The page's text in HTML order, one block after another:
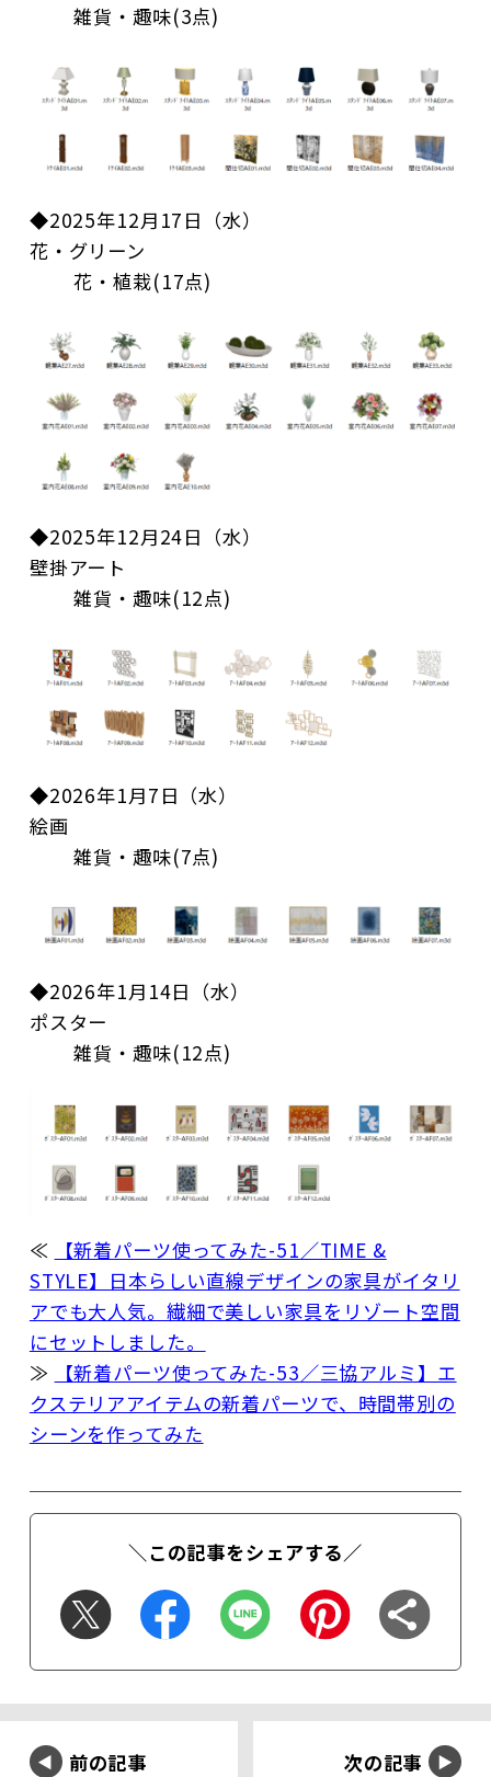
雑貨・趣味(3点)
◆2025年12月17日（水）
花・グリーン
花・植栽(17点)
◆2025年12月24日（水）
壁掛アート
雑貨・趣味(12点)
◆2026年1月7日（水）
絵画
雑貨・趣味(7点)
◆2026年1月14日（水）
ポスター
雑貨・趣味(12点)
≪
【新着パーツ使ってみた-51／TIME &
STYLE】日本らしい直線デザインの家具がイタリ
アでも大人気。繊細で美しい家具をリゾート空間
にセットしました。
≫
【新着パーツ使ってみた-53／三協アルミ】エ
クステリアアイテムの新着パーツで、時間帯別の
シーンを作ってみた
＼この記事をシェアする／
前の記事 次の記事